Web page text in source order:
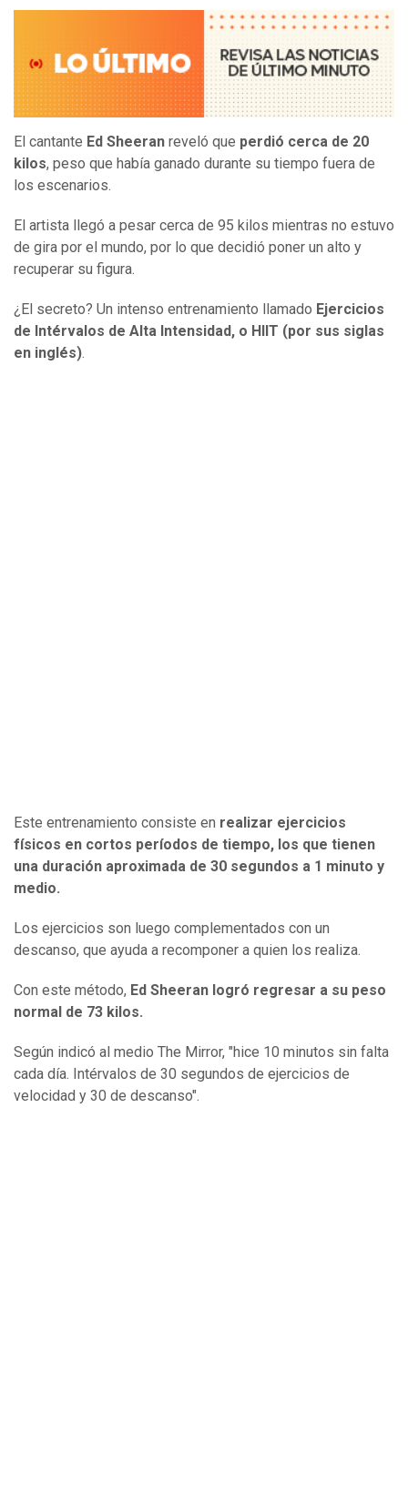
El cantante Ed Sheeran reveló que perdió cerca de 20
kilos, peso que había ganado durante su tiempo fuera de
los escenarios.
El artista llegó a pesar cerca de 95 kilos mientras no estuvo
de gira por el mundo, por lo que decidió poner un alto y
recuperar su figura.
¿El secreto? Un intenso entrenamiento llamado Ejercicios
de Intérvalos de Alta Intensidad, o HIIT (por sus siglas
en inglés).
Este entrenamiento consiste en realizar ejercicios
físicos en cortos períodos de tiempo, los que tienen
una duración aproximada de 30 segundos a 1 minuto y
medio.
Los ejercicios son luego complementados con un
descanso, que ayuda a recomponer a quien los realiza.
Con este método, Ed Sheeran logró regresar a su peso
normal de 73 kilos.
Según indicó al medio The Mirror, "hice 10 minutos sin falta
cada día. Intérvalos de 30 segundos de ejercicios de
velocidad y 30 de descanso".